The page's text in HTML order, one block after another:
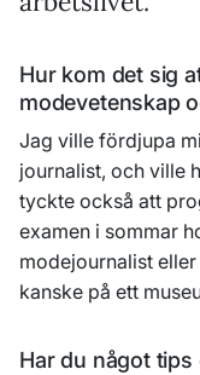
Hur kom det sig
modevetenskap
Jag ville fördjupa
journalist, och ville
tyckte också att
examen i sommar
modejournalist
kanske på ett
Har du något